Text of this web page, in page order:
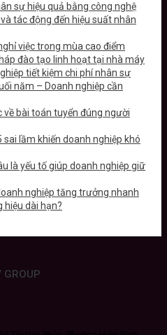
sự hiệu quả bằng công nghệ
tác động đến hiệu suất nhân
việc trong mùa cao điểm
đào tạo linh hoạt tại nhà máy
tiết kiệm chi phí nhân sự
năm – Doanh nghiệp cần
về bài toán tuyển đúng người
sai lầm khiến doanh nghiệp khó
là yếu tố giúp doanh nghiệp giữ
nghiệp tăng trưởng nhanh
hiệu dài hạn?
GROUP